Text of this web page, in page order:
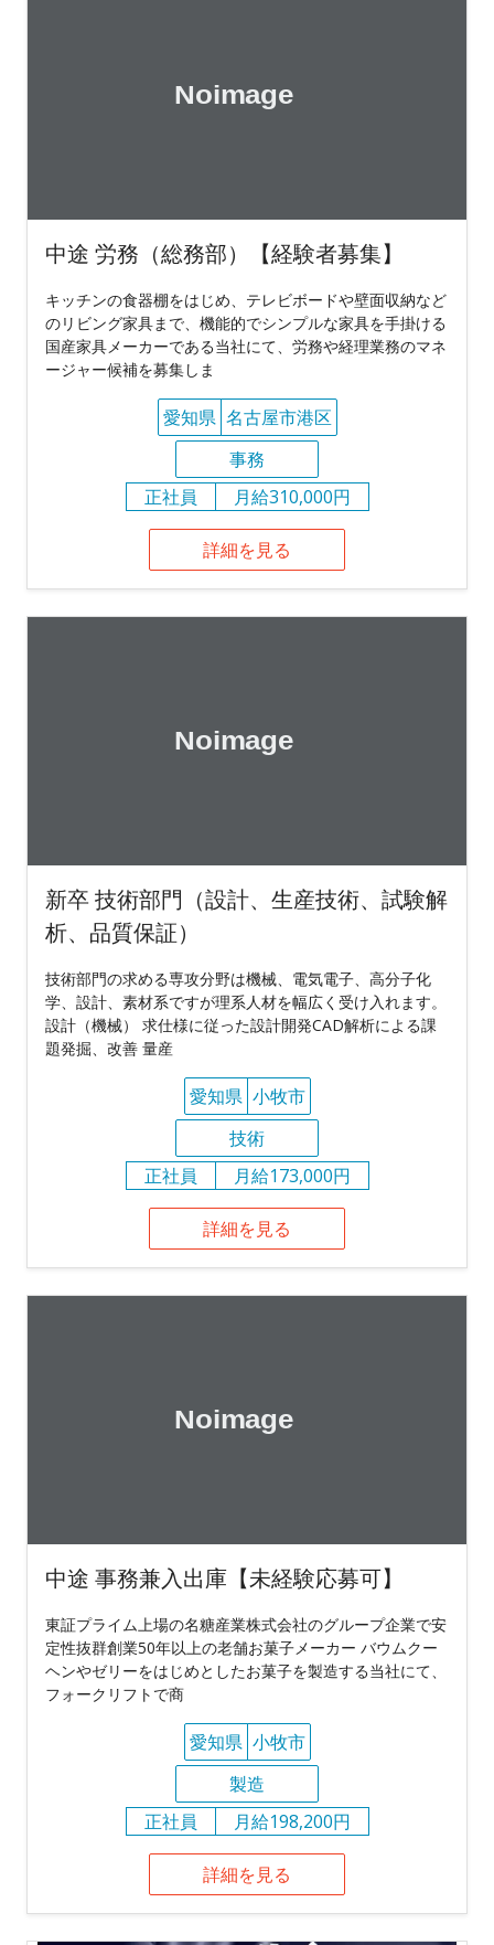
中途 労務（総務部）【経験者募集】
キッチンの食器棚をはじめ、テレビボードや壁面収納など
のリビング家具まで、機能的でシンプルな家具を手掛ける
国産家具メーカーである当社にて、労務や経理業務のマネ
ージャー候補を募集しま
愛知県 名古屋市港区
事務
正社員
月給310,000円
詳細を見る
新卒 技術部門（設計、生産技術、試験解
析、品質保証）
技術部門の求める専攻分野は機械、電気電子、高分子化
学、設計、素材系ですが理系人材を幅広く受け入れます。
設計（機械） 求仕様に従った設計開発CAD解析による課
題発掘、改善 量産
愛知県 小牧市
技術
正社員
月給173,000円
詳細を見る
中途 事務兼入出庫【未経験応募可】
東証プライム上場の名糖産業株式会社のグループ企業で安
定性抜群創業50年以上の老舗お菓子メーカー バウムクー
ヘンやゼリーをはじめとしたお菓子を製造する当社にて、
フォークリフトで商
愛知県 小牧市
製造
正社員
月給198,200円
詳細を見る